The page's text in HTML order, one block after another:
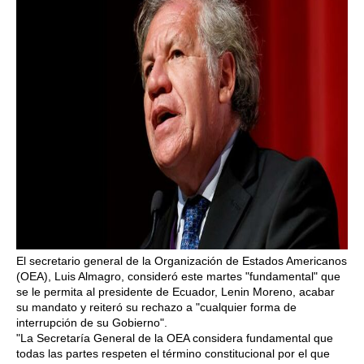
El secretario general de la Organización de Estados Americanos
(OEA), Luis Almagro, consideró este martes "fundamental" que
se le permita al presidente de Ecuador, Lenin Moreno, acabar
su mandato y reiteró su rechazo a "cualquier forma de
interrupción de su Gobierno".
"La Secretaría General de la OEA considera fundamental que
todas las partes respeten el término constitucional por el que